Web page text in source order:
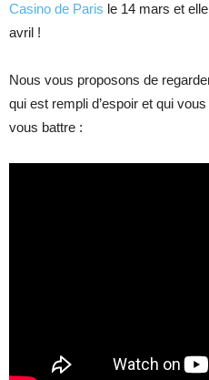
Casino de Paris le 14 mars et
avril !
Nous vous proposons de
qui est rempli d’espoir et qui
vous battre :